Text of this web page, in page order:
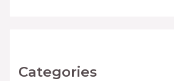
Categories